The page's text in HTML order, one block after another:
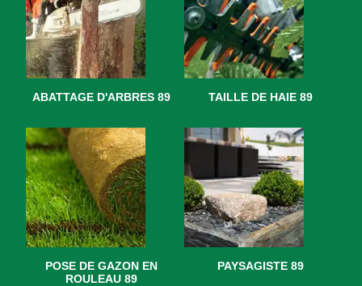
ABATTAGE D'ARBRES 89 TAILLE DE HAIE 89
POSE DE GAZON EN
ROULEAU 89
PAYSAGISTE 89